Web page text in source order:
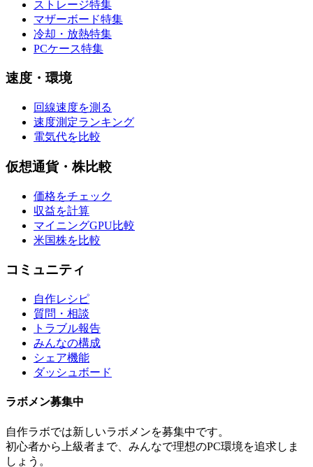
ストレージ特集
マザーボード特集
冷却・放熱特集
PCケース特集
速度・環境
回線速度を測る
速度測定ランキング
電気代を比較
仮想通貨・株比較
価格をチェック
収益を計算
マイニングGPU比較
米国株を比較
コミュニティ
自作レシピ
質問・相談
トラブル報告
みんなの構成
シェア機能
ダッシュボード
ラボメン募集中
自作ラボでは新しいラボメンを募集中です。
初心者から上級者まで、みんなで理想のPC環境を追求しま
しょう。